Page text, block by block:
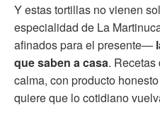
Y estas tortillas no vienen
especialidad de La
afinados para el presente—
que saben a casa. Recetas
calma, con producto
quiere que lo cotidiano